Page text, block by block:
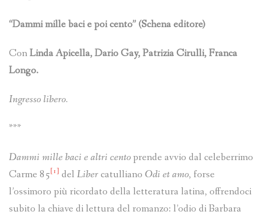
“Dammi mille baci e poi cento” (Schena editore)
ConLinda Apicella, Dario Gay, Patrizia Cirulli, Franca
Longo.
Ingresso libero.
***
Dammi mille baci e altri centoprende avvio dal celeberrimo
Carme 85[1] del Libercatulliano Odi et amo, forse
l’ossimoro più ricordato della letteratura latina, offrendoci
subito la chiave di lettura del romanzo: l’odio di Barbara